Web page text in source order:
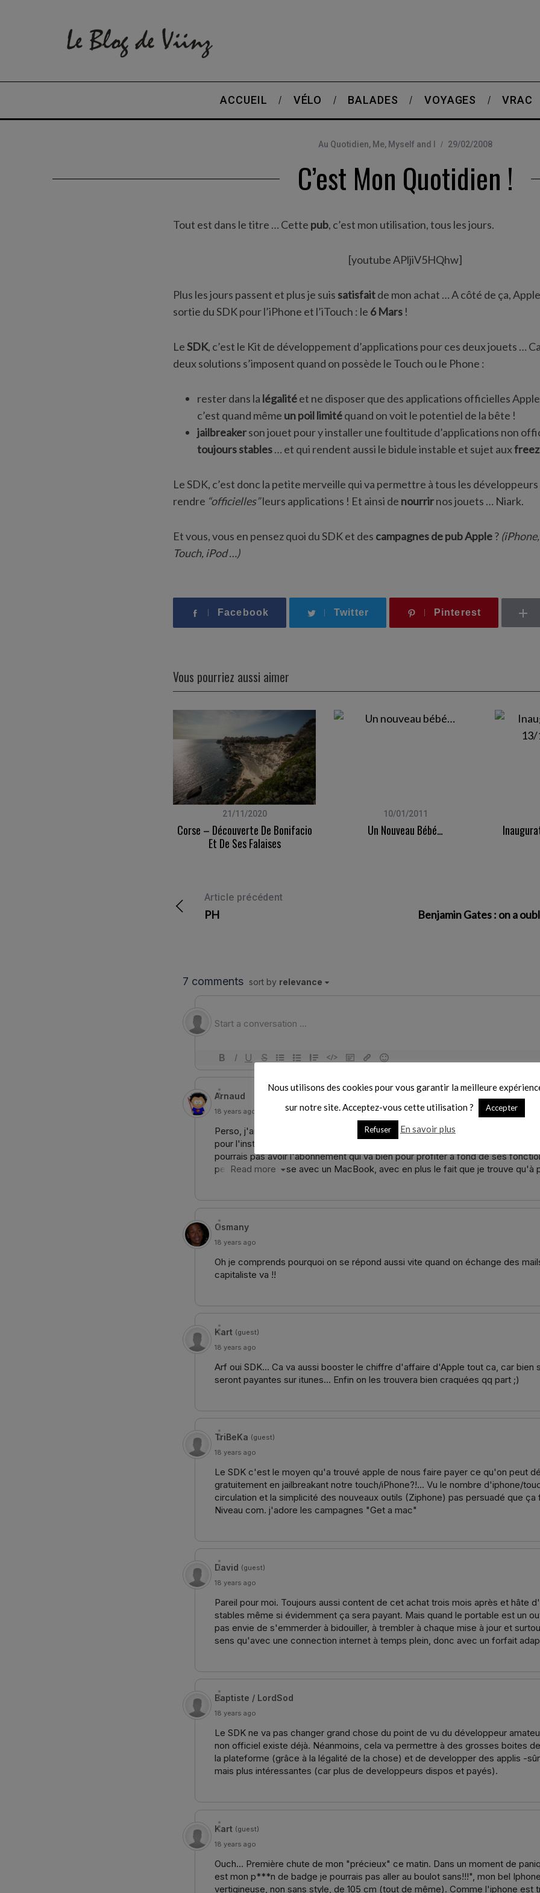
ACCUEIL VÉLO BALADES VOYAGES VRAC
Au Quotidien, Me, Myself and I 29/02/2008
C’est Mon Quotidien !
Tout est dans le titre … Cette pub, c’est mon utilisation, tous les jours.
[youtube APljiV5HQhw]
Plus les jours passent et plus je suis satisfaitde mon achat … A côté de ça,
sortie du SDK pour l’iPhone et l’iTouch : le 6 Mars !
LeSDK, c’est le Kit de développement d’applications pour ces deux jouets …
deux solutions s’imposent quand on possède le Touch ou le Phone :
rester dans la légalitéet ne disposer que des applications officielles
c’est quand même un poil limitéquand on voit le potentiel de la bête !
jailbreakerson jouet pour y installer une foultitude d’applications non
toujours stables… et qui rendent aussi le bidule instable et sujet aux
Le SDK, c’est donc la petite merveille qui va permettre à tous les
rendre “officielles”leurs applications ! Et ainsi de nourrirnos jouets … Niark.
Et vous, vous en pensez quoi du SDK et des campagnes de pub Apple?
Touch, iPod …)
Facebook Twitter Pinterest
Vous pourriez aussi aimer
21/11/2020
Corse – Découverte De Bonifacio
Et De Ses Falaises
10/01/2011
Un Nouveau Bébé…
Article précédent
PH Benjamin Gates : on a
Nous utilisons des cookies pour vous garantir la meilleure
sur notre site. Acceptez-vous cette utilisation ?
Accepter
Refuser En savoir plus